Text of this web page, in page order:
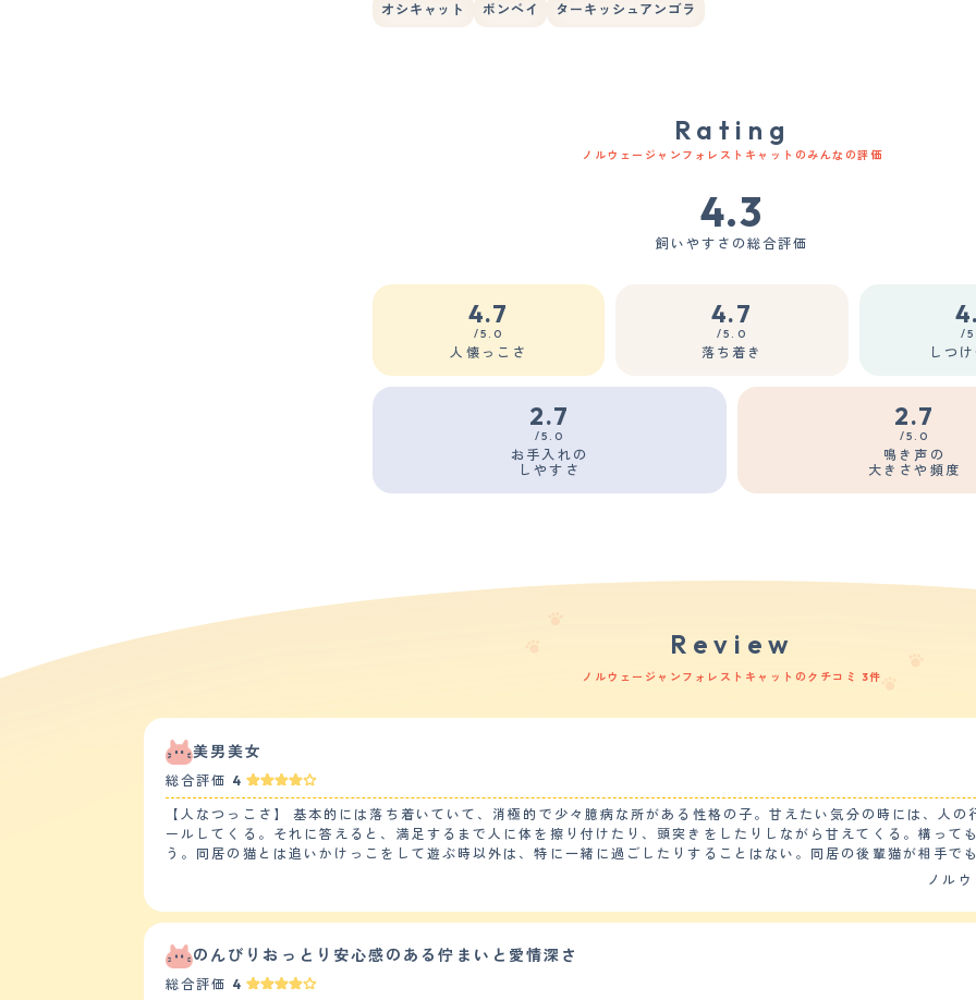
オシキャット ボンベイ ターキッシュアンゴラ
Rating
ノルウェージャンフォレストキャットのみんなの評価
4.3
飼いやすさの総合評価
4.7
/5.0
人懐っこさ
4.7
/5.0
落ち着き
/
しつ
2.7
/5.0
お手入れの
しやすさ
2.7
/5.0
鳴き声の
大きさや頻度
Review
ノルウェージャンフォレストキャットのクチコミ 3件
美男美女
総合評価 4
【人なつっこさ】 基本的には落ち着いていて、消極的で少々臆病な所がある性格の子。甘えたい気分の時には、人
ールしてくる。それに答えると、満足するまで人に体を擦り付けたり、頭突きをしたりしながら甘えてくる。構って
う。同居の猫とは追いかけっこをして遊ぶ時以外は、特に一緒に過ごしたりすることはない。同居の後輩猫が相手で
驚いて飛び上がったりはする。 【しつけやすさ】 迎えて数日の間は環境の変化に警戒してしまい粗相をしていたが、粗相をした場所に猫トイレを設置するとそれも
んわりしていて、毛量が多く密。春になると抜け毛が多く朝掃除機を掛けても、夕方には毛玉が落ちている。ブラッ
一程度でもつれや毛玉の付着がないか確認しあった場合にブラッシングにて除去している。春と秋にサロンにてシャ
まで短くし抜け毛や毛玉の吐き戻し等を軽減させている。健康面に特に悩みはなく、年に一度混合ワクチンの接種時に健
ノル
のんびりおっとり安心感のある佇まいと愛情深さ
総合評価 4